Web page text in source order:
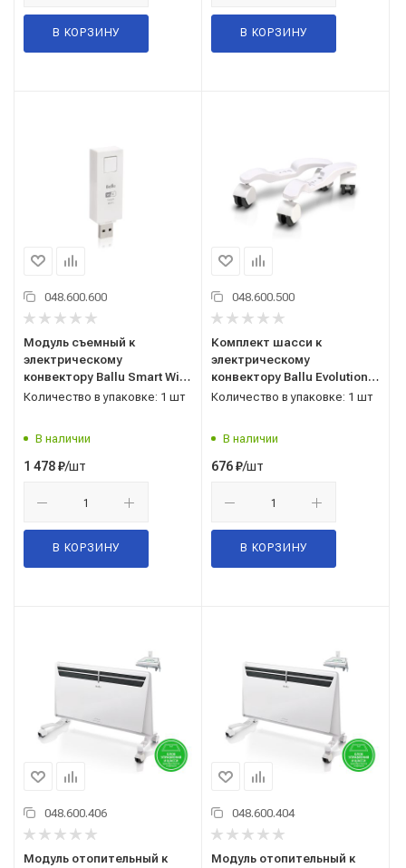
В КОРЗИНУ В КОРЗИНУ
048.600.600
Модуль съемный к
электрическому
конвектору Ballu Smart Wi-
Fi BEC/WF-01
Количество в упаковке: 1 шт
В наличии
1 478₽/шт
В КОРЗИНУ
048.600.500
Комплект шасси к
электрическому
конвектору Ballu Evolution
Transformer BFT/EVUR
Количество в упаковке: 1 шт
В наличии
676₽/шт
В КОРЗИНУ
048.600.406
Модуль отопительный к
048.600.404
Модуль отопительный к